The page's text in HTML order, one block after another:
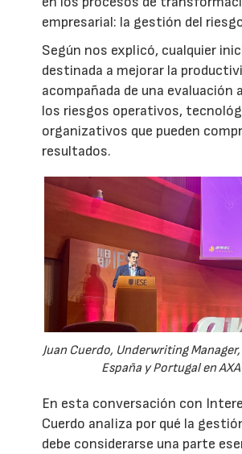
empresarial: la gestión del
Según nos explicó, cualquier
destinada a mejorar la
acompañada de una evaluación
los riesgos operativos,
organizativos que pueden
resultados.
Juan Cuerdo, Underwriting
España y Portugal en AXA
En esta conversación con
Cuerdo analiza por qué la
debe considerarse una parte